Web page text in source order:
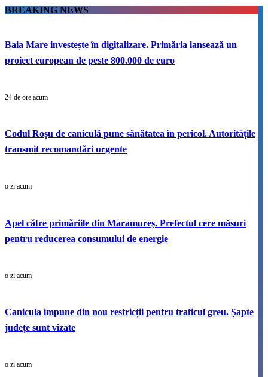
BREAKING NEWS
Baia Mare investește în digitalizare. Primăria lansează un
proiect european de peste 800.000 de euro
24 de ore acum
Codul Roșu de caniculă pune sănătatea în pericol. Autoritățile
transmit recomandări urgente
o zi acum
Apel către primăriile din Maramureș. Prefectul cere măsuri
pentru reducerea consumului de energie
o zi acum
Canicula impune din nou restricții pentru traficul greu. Șapte
județe sunt vizate
o zi acum